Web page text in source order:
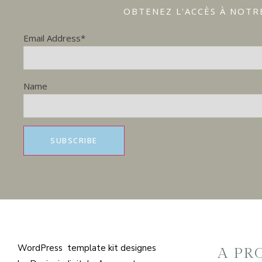
OBTENEZ L'ACCÈS À
Email Address*
Name
WordPress template kit designes
A